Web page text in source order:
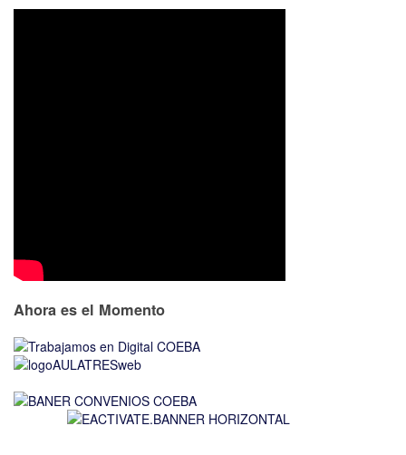
Ahora es el Momento